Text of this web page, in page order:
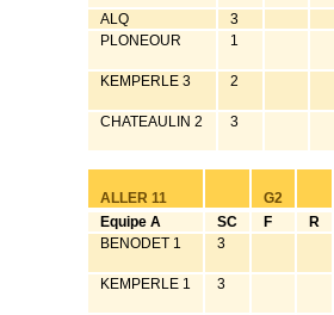
ALQ
3
PLONEOUR
1
KEMPERLE 3 2
CHATEAULIN 2 3
ALLER 11
G2
Equipe A
SC F
R
BENODET 1
3
KEMPERLE 1 3